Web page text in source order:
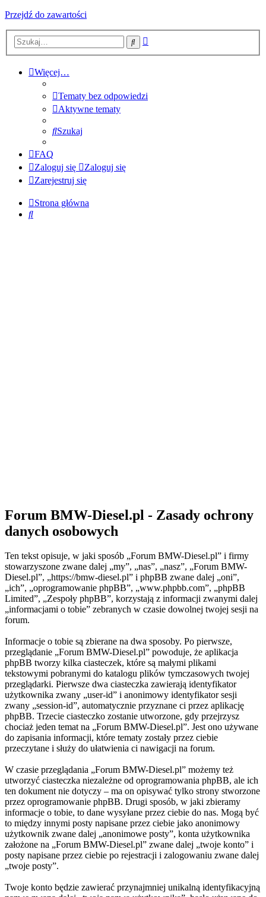
Przejdź do zawartości
Szukaj
Więcej…
Tematy bez odpowiedzi
Aktywne tematy
Szukaj
FAQ
Zaloguj się
Zaloguj się
Zarejestruj się
Strona główna
Szukaj
Forum BMW-Diesel.pl - Zasady ochrony
danych osobowych
Ten tekst opisuje, w jaki sposób „Forum BMW-Diesel.pl” i firmy
stowarzyszone zwane dalej „my”, „nas”, „nasz”, „Forum BMW-
Diesel.pl”, „https://bmw-diesel.pl” i phpBB zwane dalej „oni”,
„ich”, „oprogramowanie phpBB”, „www.phpbb.com”, „phpBB
Limited”, „Zespoły phpBB”, korzystają z informacji zwanymi dalej
„informacjami o tobie” zebranych w czasie dowolnej twojej sesji na
forum.
Informacje o tobie są zbierane na dwa sposoby. Po pierwsze,
przeglądanie „Forum BMW-Diesel.pl” powoduje, że aplikacja
phpBB tworzy kilka ciasteczek, które są małymi plikami
tekstowymi pobranymi do katalogu plików tymczasowych twojej
przeglądarki. Pierwsze dwa ciasteczka zawierają identyfikator
użytkownika zwany „user-id” i anonimowy identyfikator sesji
zwany „session-id”, automatycznie przyznane ci przez aplikację
phpBB. Trzecie ciasteczko zostanie utworzone, gdy przejrzysz
chociaż jeden temat na „Forum BMW-Diesel.pl”. Jest ono używane
do zapisania informacji, które tematy zostały przez ciebie
przeczytane i służy do ułatwienia ci nawigacji na forum.
W czasie przeglądania „Forum BMW-Diesel.pl” możemy też
utworzyć ciasteczka niezależne od oprogramowania phpBB, ale ich
ten dokument nie dotyczy – ma on opisywać tylko strony stworzone
przez oprogramowanie phpBB. Drugi sposób, w jaki zbieramy
informacje o tobie, to dane wysyłane przez ciebie do nas. Mogą być
to między innymi posty napisane przez ciebie jako anonimowy
użytkownik zwane dalej „anonimowe posty”, konta użytkownika
założone na „Forum BMW-Diesel.pl” zwane dalej „twoje konto” i
posty napisane przez ciebie po rejestracji i zalogowaniu zwane dalej
„twoje posty”.
Twoje konto będzie zawierać przynajmniej unikalną identyfikacyjną